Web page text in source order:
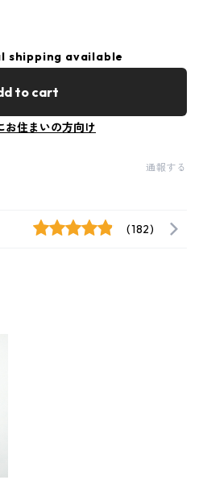
shipping available
to cart
お住まいの方向け
通報する
(182)